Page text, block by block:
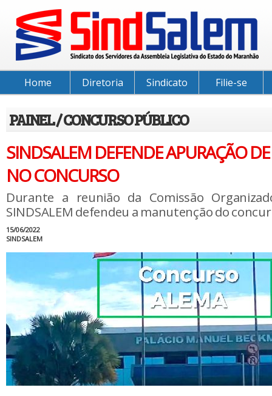
Home Diretoria Sindicato Filie-se
PAINEL / CONCURSO PÚBLICO
SINDSALEM DEFENDE APURAÇÃO
NO CONCURSO
Durante a reunião da Comissão
SINDSALEM defendeu a manutenção do
15/06/2022
SINDSALEM